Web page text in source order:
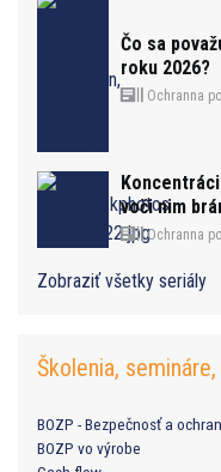
Čo sa
roku 2026?
Ochranna
voči nim
Ochranna
Zobraziť všetky seriály
Školenia,
BOZP - Bezpečnosť a
BOZP vo výrobe